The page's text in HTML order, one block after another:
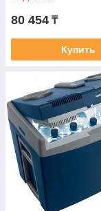
80 454 ₸
Купить